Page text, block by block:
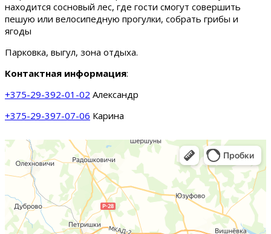
находится сосновый лес, где гости смогут совершить
пешую или велосипедную прогулки, собрать грибы и
ягоды
Парковка, выгул, зона отдыха.
Контактная информация:
+375-29-392-01-02 Александр
+375-29-397-07-06 Карина